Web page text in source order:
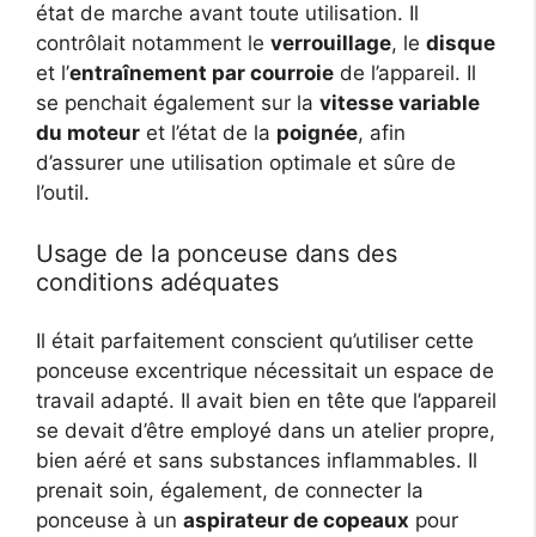
état de marche avant toute utilisation. Il
contrôlait notamment le verrouillage, le disque
et l’entraînement par courroie de l’appareil. Il
se penchait également sur la vitesse variable
du moteur et l’état de la poignée, afin
d’assurer une utilisation optimale et sûre de
l’outil.
Usage de la ponceuse dans des
conditions adéquates
Il était parfaitement conscient qu’utiliser cette
ponceuse excentrique nécessitait un espace de
travail adapté. Il avait bien en tête que l’appareil
se devait d’être employé dans un atelier propre,
bien aéré et sans substances inflammables. Il
prenait soin, également, de connecter la
ponceuse à un aspirateur de copeaux pour